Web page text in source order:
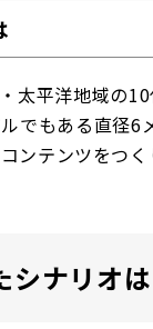
太平洋地域の
でもある直径6
ンテンツをつく
ナリオ